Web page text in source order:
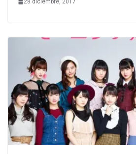
28 diciembre, 2017